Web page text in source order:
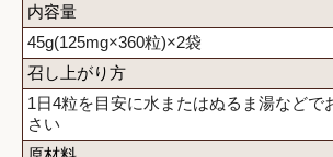
内容量
45g(125mg×360粒)×2袋
召し上がり方
1日4粒を目安に水またはぬるま湯などで
さい